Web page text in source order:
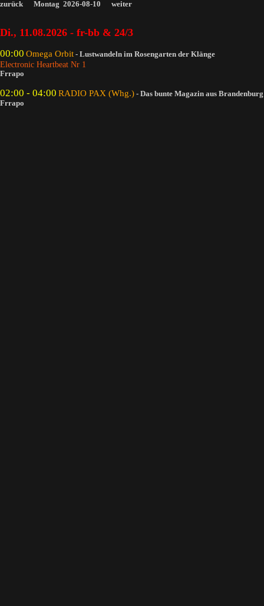
zurück Montag 2026-08-10 weiter
Di., 11.08.2026 - fr-bb & 24/3
00:00 Omega Orbit - Lustwandeln im Rosengarten der Klänge
Electronic Heartbeat Nr 1
Frrapo
02:00 - 04:00 RADIO PAX (Whg.) - Das bunte Magazin aus
Frrapo